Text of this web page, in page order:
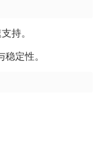
持。
定性。